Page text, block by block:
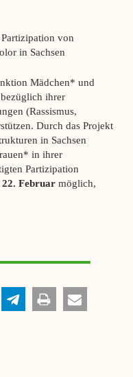
von
in Sachsen
Mädchen* und
ihrer
(Rassismus,
Durch das Projekt
in Sachsen
in ihrer
Partizipation
22. Februarmöglich,